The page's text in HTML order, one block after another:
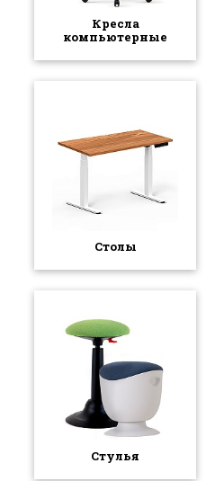
Кресла
компьютерные
Столы
Стулья